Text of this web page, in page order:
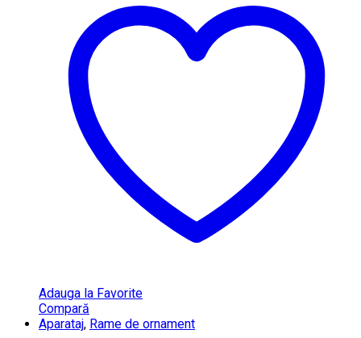
Adauga la Favorite
Compară
Aparataj, Rame de ornament